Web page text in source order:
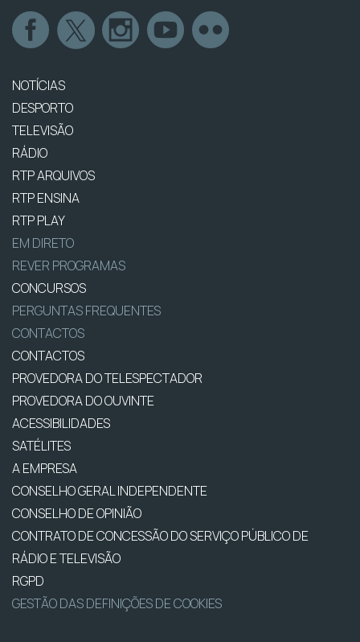
NOTÍCIAS
DESPORTO
TELEVISÃO
RÁDIO
RTP ARQUIVOS
RTP ENSINA
RTP PLAY
EM DIRETO
REVER PROGRAMAS
CONCURSOS
PERGUNTAS FREQUENTES
CONTACTOS
CONTACTOS
PROVEDORA DO TELESPECTADOR
PROVEDORA DO OUVINTE
ACESSIBILIDADES
SATÉLITES
A EMPRESA
CONSELHO GERAL INDEPENDENTE
CONSELHO DE OPINIÃO
CONTRATO DE CONCESSÃO DO SERVIÇO PÚBLICO DE
RÁDIO E TELEVISÃO
RGPD
GESTÃO DAS DEFINIÇÕES DE COOKIES